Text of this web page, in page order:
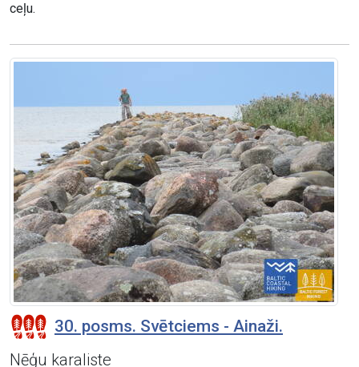
ceļu.
30. posms. Svētciems - Ainaži.
Nēģu karaliste